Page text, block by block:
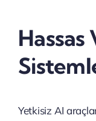
Hassas
Yetkisiz AI